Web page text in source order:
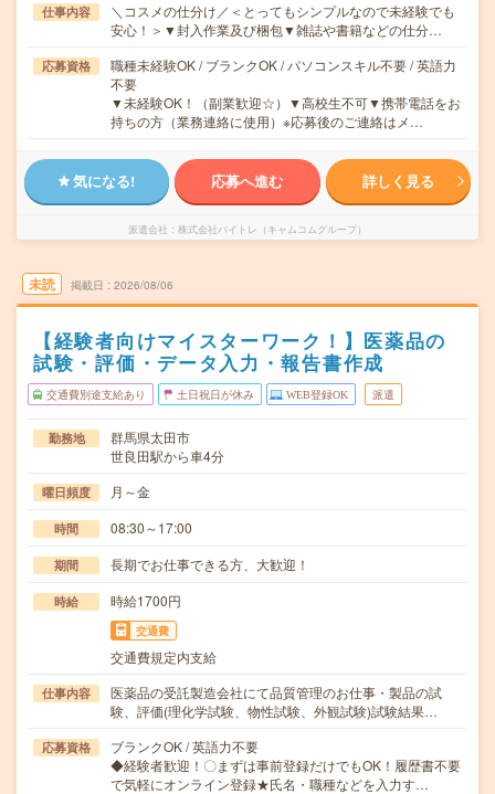
仕事内容
＼コスメの仕分け／＜とってもシンプルなので未経験でも
安心！＞▼封入作業及び梱包▼雑誌や書籍などの仕分…
応募資格
職種未経験OK / ブランクOK / パソコンスキル不要 / 英語力
不要
▼未経験OK！（副業歓迎☆）▼高校生不可▼携帯電話をお
持ちの方（業務連絡に使用）※応募後のご連絡はメ…
気になる! 応募へ進む 詳しく見る
派遣会社 株式会社バイトレ（キャムコムグループ）
未読 掲載日 2026/08/06
【経験者向けマイスターワーク！】医薬品の
試験・評価・データ入力・報告書作成
交通費別途支給あり 土日祝日が休み WEB登録OK 派遣
勤務地
群馬県太田市
世良田駅から車4分
曜日頻度 月～金
時間 08:30～17:00
期間 長期でお仕事できる方、大歓迎！
時給 時給1700円
交通費
交通費規定内支給
仕事内容
医薬品の受託製造会社にて品質管理のお仕事・製品の試
験、評価(理化学試験、物性試験、外観試験)試験結果…
応募資格
ブランクOK / 英語力不要
◆経験者歓迎！〇まずは事前登録だけでもOK！履歴書不要
で気軽にオンライン登録★氏名・職種などを入力す…